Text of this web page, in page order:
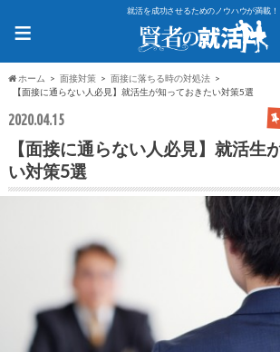
就活を成功させるためのノウハウが満載！
≡
ホーム 面接対策
面接に落ちる時の対処法
【面接に通らない人必見】就活生が知っておきたい対策5選
2020.04.15
【面接に通らない人必見】就活生
い対策5選